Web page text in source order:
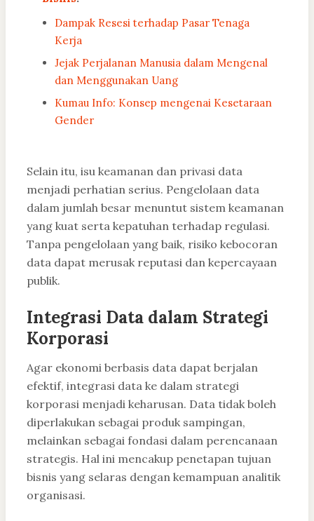
Dampak Resesi terhadap Pasar Tenaga
Kerja
Jejak Perjalanan Manusia dalam Mengenal
dan Menggunakan Uang
Kumau Info: Konsep mengenai Kesetaraan
Gender
Selain itu, isu keamanan dan privasi data
menjadi perhatian serius. Pengelolaan data
dalam jumlah besar menuntut sistem keamanan
yang kuat serta kepatuhan terhadap regulasi.
Tanpa pengelolaan yang baik, risiko kebocoran
data dapat merusak reputasi dan kepercayaan
publik.
Integrasi Data dalam Strategi
Korporasi
Agar ekonomi berbasis data dapat berjalan
efektif, integrasi data ke dalam strategi
korporasi menjadi keharusan. Data tidak boleh
diperlakukan sebagai produk sampingan,
melainkan sebagai fondasi dalam perencanaan
strategis. Hal ini mencakup penetapan tujuan
bisnis yang selaras dengan kemampuan analitik
organisasi.